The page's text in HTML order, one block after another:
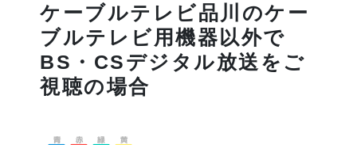
ケーブルテレビ品川のケー
ブルテレビ用機器以外で
BS・CSデジタル放送をご
視聴の場合